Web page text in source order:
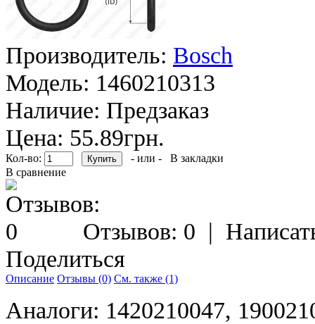
Производитель: Bosch
Модель: 1460210313
Наличие: Предзаказ
Цена: 55.89грн.
Кол-во: - или -
В закладки
В сравнение
Отзывов: 0 |
Поделиться
Описание Отзывы (0) См. также (1)
Аналоги: 1420210047,